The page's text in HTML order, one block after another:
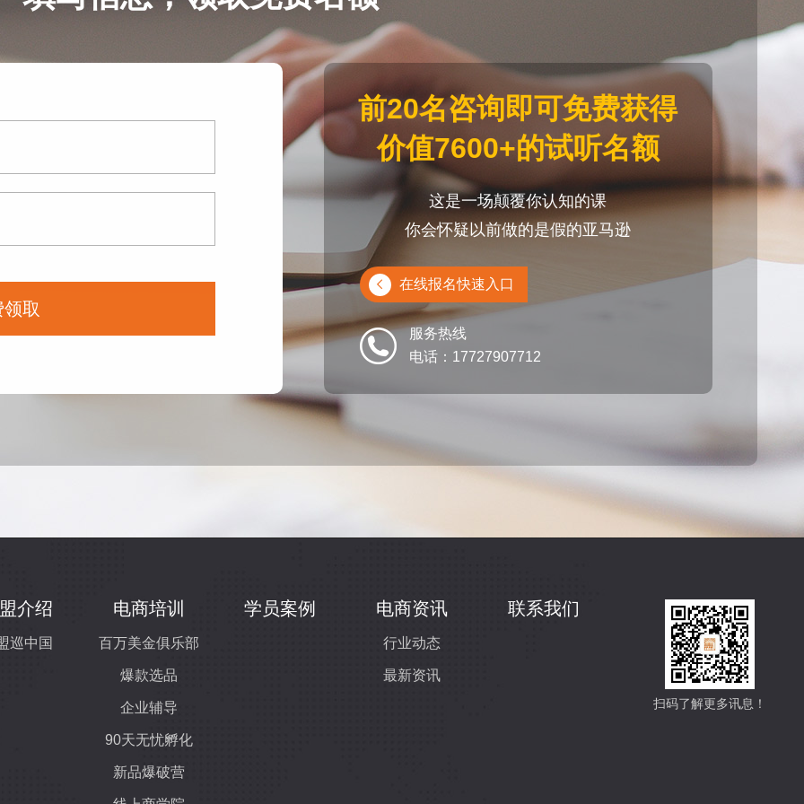
取
前20名咨询即可免费获得
价值7600+的试听名额
这是一场颠覆你认知的课
你会怀疑以前做的是假的亚马逊
在线报名快速入口
服务热线
电话：17727907712
介绍
巡中国
电商培训
百万美金俱乐部
爆款选品
企业辅导
90天无忧孵化
新品爆破营
学员案例 电商资讯
行业动态
最新资讯
联系我们
扫码了解更多讯息！